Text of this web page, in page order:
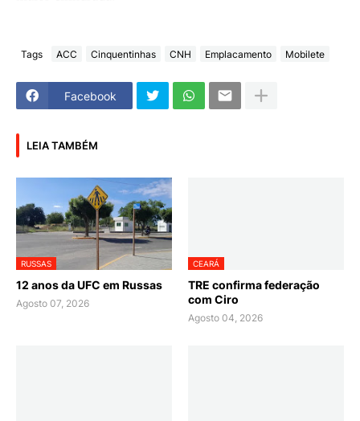
Tags ACC Cinquentinhas CNH Emplacamento Mobilete
Facebook
LEIA TAMBÉM
RUSSAS
12 anos da UFC em Russas
Agosto 07, 2026
CEARÁ
TRE confirma federação
com Ciro
Agosto 04, 2026